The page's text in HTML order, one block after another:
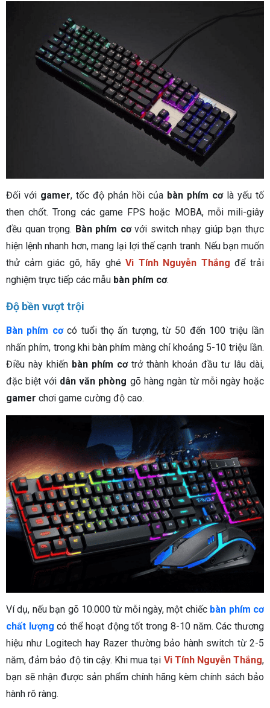
Đối với gamer, tốc độ phản hồi của bàn phím cơlà yếu tố
then chốt. Trong các game FPS hoặc MOBA, mỗi mili-giây
đều quan trọng. Bàn phím cơvới switch nhạy giúp bạn thực
hiện lệnh nhanh hơn, mang lại lợi thế cạnh tranh. Nếu bạn muốn
thử cảm giác gõ, hãy ghéVi Tính Nguyễn Thắng để trải
nghiệm trực tiếp các mẫu bàn phím cơ.
Độ bền vượt trội
Bàn phím cơcó tuổi thọ ấn tượng, từ 50 đến 100 triệu lần
nhấn phím, trong khi bàn phím màng chỉ khoảng 5-10 triệu lần.
Điều này khiến bàn phím cơtrở thành khoản đầu tư lâu dài,
đặc biệt với dân văn phòng gõ hàng ngàn từ mỗi ngày hoặc
gamer chơi game cường độ cao.
Ví dụ, nếu bạn gõ 10.000 từ mỗi ngày, một chiếc bàn phím cơ
chất lượng có thể hoạt động tốt trong 8-10 năm. Các thương
hiệu như Logitech hay Razer thường bảo hành switch từ 2-5
năm, đảm bảo độ tin cậy. Khi mua tại Vi Tính Nguyễn Thắng,
bạn sẽ nhận được sản phẩm chính hãng kèm chính sách bảo
hành rõ ràng.